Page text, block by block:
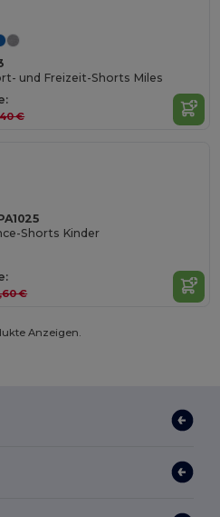
und Freizeit-Shorts Miles
€
Shorts Kinder
€
Anzeigen.